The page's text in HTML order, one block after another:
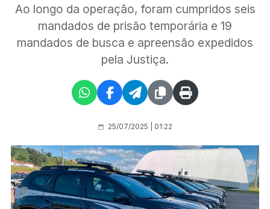
Ao longo da operação, foram cumpridos seis
mandados de prisão temporária e 19
mandados de busca e apreensão expedidos
pela Justiça.
25/07/2025 | 01:22